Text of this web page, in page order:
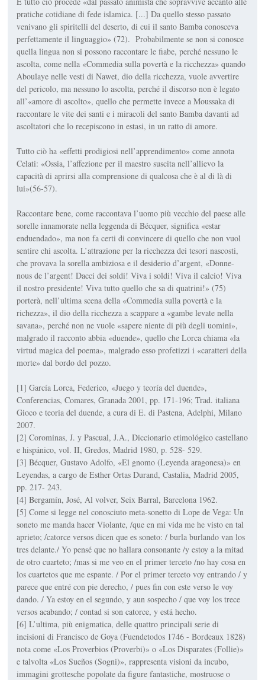
pratiche cotidiane di fede islamica. [...] Da quello stesso passato
venivano gli spiritelli del deserto, di cui il santo Bamba conosceva
perfettamente il linguaggio» (72). Probabilmente se non si conosce
quella lingua non si possono raccontare le fiabe, perché nessuno le
ascolta, come nella «Commedia sulla povertà e la ricchezza» quando
Aboulaye nelle vesti di Nawet, dio della ricchezza, vuole avvertire
del pericolo, ma nessuno lo ascolta, perché il discorso non è legato
all’«amore di ascolto», quello che permette invece a Moussaka di
raccontare le vite dei santi e i miracoli del santo Bamba davanti ad
ascoltatori che lo recepiscono in estasi, in un ratto di amore.
Tutto ciò ha «effetti prodigiosi nell’apprendimento» come annota
Celati: «Ossia, l’affezione per il maestro suscita nell’allievo la
capacità di aprirsi alla comprensione di qualcosa che è al di là di
lui»(56-57).
Raccontare bene, come raccontava l’uomo più vecchio del paese alle
sorelle innamorate nella leggenda di Bécquer, significa «estar
enduendado», ma non fa certi di convincere di quello che non vuol
sentire chi ascolta. L’attrazione per la ricchezza dei tesori nascosti,
che provava la sorella ambiziosa e il desiderio d’argent, «Donne-
nous de l’argent! Dacci dei soldi! Viva i soldi! Viva il calcio! Viva
il nostro presidente! Viva tutto quello che sa di quatrini!» (75)
porterà, nell’ultima scena della «Commedia sulla povertà e la
richezza», il dio della ricchezza a scappare a «gambe levate nella
savana», perché non ne vuole «sapere niente di più degli uomini»,
malgrado il racconto abbia «duende», quello che Lorca chiama «la
virtud magica del poema», malgrado esso profetizzi i «caratteri della
morte» dal bordo del pozzo.
[1] García Lorca, Federico, «Juego y teoría del duende»,
Conferencias, Comares, Granada 2001, pp. 171-196; Trad. italiana
Gioco e teoria del duende, a cura di E. di Pastena, Adelphi, Milano
2007.
[2] Corominas, J. y Pascual, J.A., Diccionario etimológico castellano
e hispánico, vol. II, Gredos, Madrid 1980, p. 528- 529.
[3] Bécquer, Gustavo Adolfo, «El gnomo (Leyenda aragonesa)» en
Leyendas, a cargo de Esther Ortas Durand, Castalia, Madrid 2005,
pp. 217- 243.
[4] Bergamín, José, Al volver, Seix Barral, Barcelona 1962.
[5] Come si legge nel conosciuto meta-sonetto di Lope de Vega: Un
soneto me manda hacer Violante, /que en mi vida me he visto en tal
aprieto; /catorce versos dicen que es soneto: / burla burlando van los
tres delante./ Yo pensé que no hallara consonante /y estoy a la mitad
de otro cuarteto; /mas si me veo en el primer terceto /no hay cosa en
los cuartetos que me espante. / Por el primer terceto voy entrando / y
parece que entré con pie derecho, / pues fin con este verso le voy
dando. / Ya estoy en el segundo, y aun sospecho / que voy los trece
versos acabando; / contad si son catorce, y está hecho.
[6] L’ultima, più enigmatica, delle quattro principali serie di
incisioni di Francisco de Goya (Fuendetodos 1746 - Bordeaux 1828)
nota come «Los Proverbios (Proverbi)» o «Los Disparates (Follie)»
e talvolta «Los Sueños (Sogni)», rappresenta visioni da incubo,
immagini grottesche popolate da figure fantastiche, mostruose o